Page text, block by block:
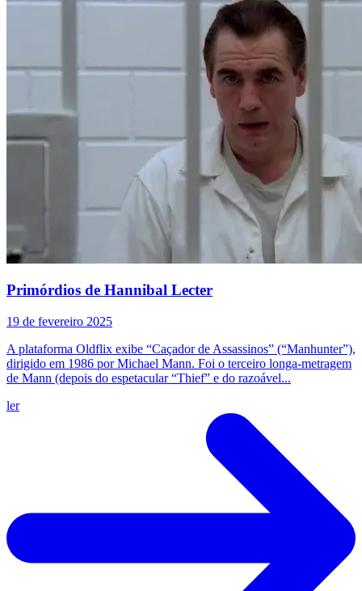
Primórdios de Hannibal Lecter
19 de fevereiro 2025
A plataforma Oldflix exibe “Caçador de Assassinos” (“Manhunter”),
dirigido em 1986 por Michael Mann. Foi o terceiro longa-metragem
de Mann (depois do espetacular “Thief” e do razoável...
ler